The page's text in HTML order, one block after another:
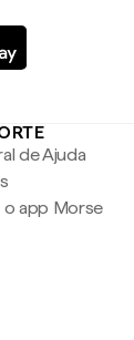
de Ajuda
o app Morse